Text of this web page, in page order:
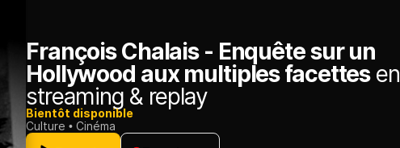
François Chalais - Enquête sur un
Hollywood aux multiples facettesen
streaming & replay
Bientôt disponible
Culture
Cinéma